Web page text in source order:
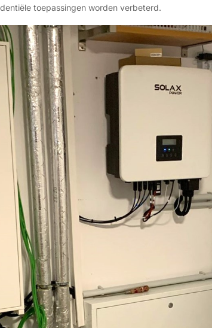
toepassingen worden verbeterd.